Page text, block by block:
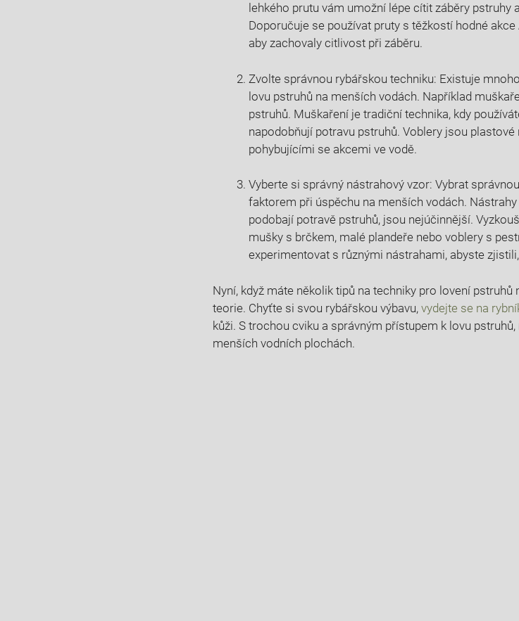
lehkého prutu vám umožní lépe cítit záběry pstruhy
Doporučuje se používat pruty s těžkostí hodné
aby zachovaly citlivost při záběru.
Zvolte správnou rybářskou techniku: Existuje
lovu pstruhů na menších vodách. Například
pstruhů. Muškaření je tradiční technika, kdy
napodobňují potravu pstruhů. Voblery jsou
pohybujícími se akcemi ve vodě.
Vyberte si správný nástrahový vzor: Vybrat
faktorem při úspěchu na menších vodách.
podobají potravě pstruhů, jsou nejúčinnější.
mušky s brčkem, malé plandeře nebo voblery s
experimentovat s různými nástrahami, abyste
Nyní, když máte několik tipů na techniky pro lovení
teorie. Chyťte si svou rybářskou výbavu, vydejte se na
kůži. S trochou cviku a správným přístupem k lovu
menších vodních plochách.